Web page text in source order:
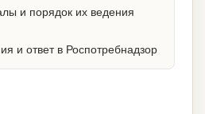
и порядок их ведения
и ответ в Роспотребнадзор